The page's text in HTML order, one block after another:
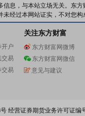
标识解析二级节点企业,国家
台试点示范、物联网集成创
化转型促进中心。公司管理
和IATF16949、职业
管理信息化IT+大数据应用
于云端对制造过程和服务过
为全球领先的先进制造商。
信息，与本站立场无关。东
经过本网站证实，不对您
开户
交易
交易
关注东方财富
东方财富网微博
东方财富网微信
意见与建议
经营证券期货业务许可证编